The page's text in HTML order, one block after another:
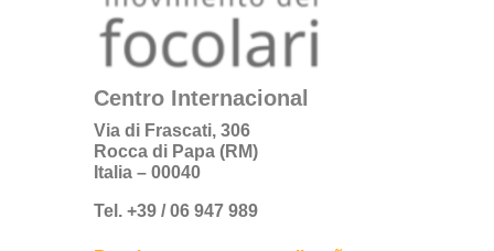
Centro Internacional
Via di Frascati, 306
Rocca di Papa (RM)
Italia – 00040
Tel. +39 / 06 947 989